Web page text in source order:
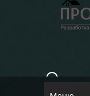
E-MAIL